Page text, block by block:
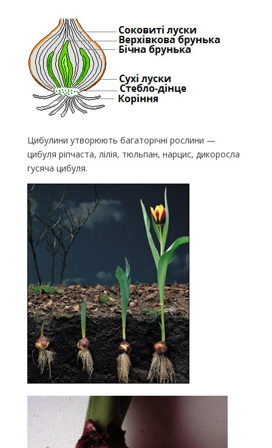
Цибулини утворюють багаторічні рослини —
цибуля ріпчаста, лілія, тюльпан, нарцис, дикоросла
гусяча цибуля.